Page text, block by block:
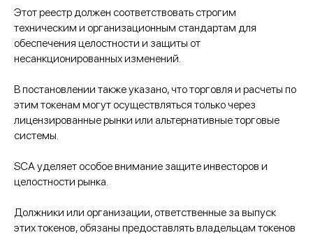
Этот реестр должен соответствовать строгим
техническим и организационным стандартам для
обеспечения целостности и защиты от
несанкционированных изменений.
В постановлении также указано, что торговля и расчеты по
этим токенам могут осуществляться только через
лицензированные рынки или альтернативные торговые
системы.
SCA уделяет особое внимание защите инвесторов и
целостности рынка.
Должники или организации, ответственные за выпуск
этих токенов, обязаны предоставлять владельцам токенов